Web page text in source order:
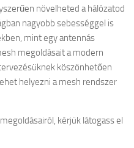
növelheted a hálózatod
nagyobb sebességgel is
mint egy antennás
megoldásait a modern
köszönhetően
helyezni a mesh rendszer
kérjük látogass el